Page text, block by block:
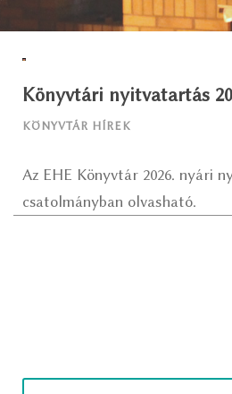
Könyvtári nyitvatartás
KÖNYVTÁR HÍREK
Az EHE Könyvtár 2026. nyári
csatolmányban olvasható.